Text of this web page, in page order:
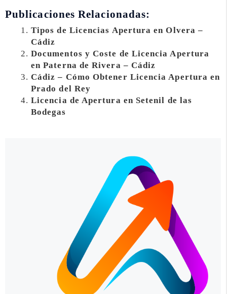
Publicaciones Relacionadas:
Tipos de Licencias Apertura en Olvera –
Cádiz
Documentos y Coste de Licencia Apertura
en Paterna de Rivera – Cádiz
Cádiz – Cómo Obtener Licencia Apertura en
Prado del Rey
Licencia de Apertura en Setenil de las
Bodegas